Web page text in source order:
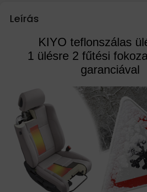
Leírás
KIYO teflonszálas
1 ülésre 2 fűtési
garanciával